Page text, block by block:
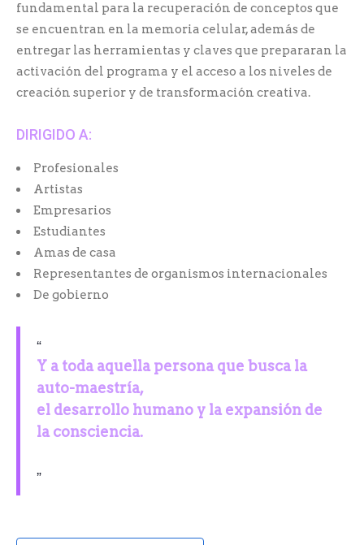
fundamental para la recuperación de conceptos que
se encuentran en la memoria celular, además de
entregar las herramientas y claves que prepararan la
activación del programa y el acceso a los niveles de
creación superior y de transformación creativa.
DIRIGIDO A:
Profesionales
Artistas
Empresarios
Estudiantes
Amas de casa
Representantes de organismos internacionales
De gobierno
Y a toda aquella persona que busca la
auto-maestría,
el desarrollo humano y la expansión de
la consciencia.